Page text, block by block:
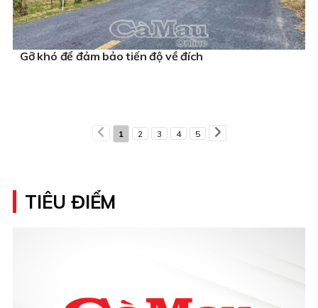
Gỡ khó để đảm bảo tiến độ về đích
1 2 3 4 5
TIÊU ĐIỂM